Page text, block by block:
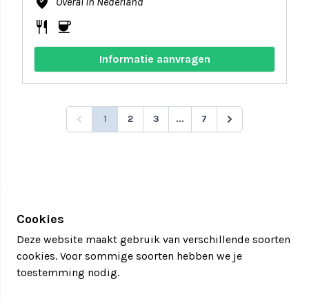
restaurant coffee
Informatie aanvragen
1 2 3 ... 7
Cookies
Deze website maakt gebruik van verschillende soorten
cookies. Voor sommige soorten hebben we je
toestemming nodig.